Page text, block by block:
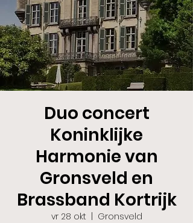
Duo concert
Koninklijke
Harmonie van
Gronsveld en
Brassband Kortrijk
vr 28 okt Gronsveld